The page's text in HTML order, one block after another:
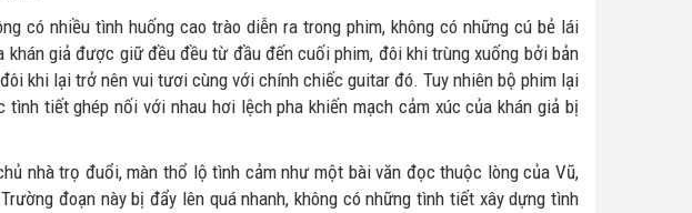
có nhiều tình huống cao trào diễn ra trong phim, không có những cú bẻ lái
giả được giữ đều đều từ đầu đến cuối phim, đôi khi trùng xuống bởi bản
khi lại trở nên vui tươi cùng với chính chiếc guitar đó. Tuy nhiên bộ phim lại
tiết ghép nối với nhau hơi lệch pha khiến mạch cảm xúc của khán giả bị
nhà trọ đuổi, màn thổ lộ tình cảm như một bài văn đọc thuộc lòng của Vũ,
đoạn này bị đẩy lên quá nhanh, không có những tình tiết xây dựng tình